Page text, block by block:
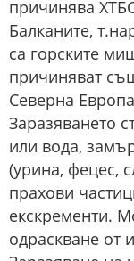
причинява
Балканите,
са горските
причиняват
Северна
Заразяването
или вода,
(урина, фецес,
прахови
екскременти.
одраскване от